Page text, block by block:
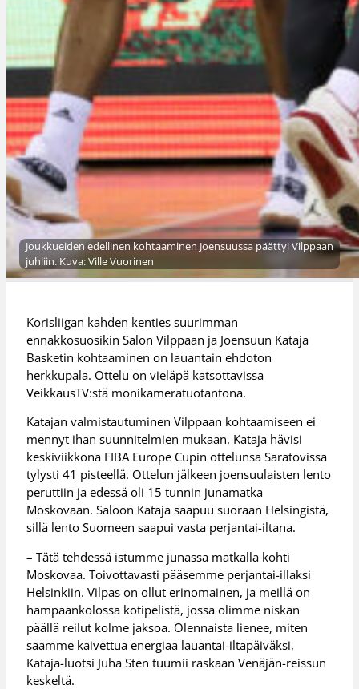
Joukkueiden edellinen kohtaaminen Joensuussa päättyi Vilppaan
juhliin. Kuva: Ville Vuorinen
Korisliigan kahden kenties suurimman
ennakkosuosikin Salon Vilppaan ja Joensuun Kataja
Basketin kohtaaminen on lauantain ehdoton
herkkupala. Ottelu on vieläpä katsottavissa
VeikkausTV:stä monikameratuotantona.
Katajan valmistautuminen Vilppaan kohtaamiseen ei
mennyt ihan suunnitelmien mukaan. Kataja hävisi
keskiviikkona FIBA Europe Cupin ottelunsa Saratovissa
tylysti 41 pisteellä. Ottelun jälkeen joensuulaisten lento
peruttiin ja edessä oli 15 tunnin junamatka
Moskovaan. Saloon Kataja saapuu suoraan Helsingistä,
sillä lento Suomeen saapui vasta perjantai-iltana.
– Tätä tehdessä istumme junassa matkalla kohti
Moskovaa. Toivottavasti pääsemme perjantai-illaksi
Helsinkiin. Vilpas on ollut erinomainen, ja meillä on
hampaankolossa kotipelistä, jossa olimme niskan
päällä reilut kolme jaksoa. Olennaista lienee, miten
saamme kaivettua energiaa lauantai-iltapäiväksi,
Kataja-luotsi Juha Sten tuumii raskaan Venäjän-reissun
keskeltä.